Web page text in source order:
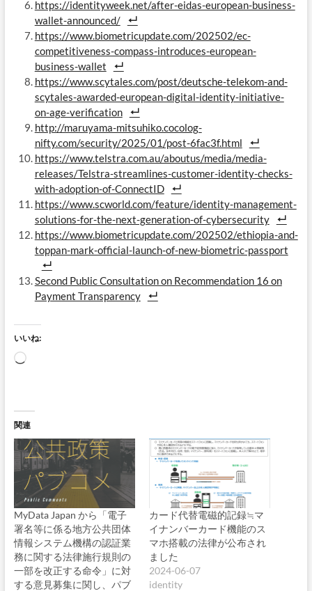
https://identityweek.net/after-eidas-european-business-
wallet-announced/
https://www.biometricupdate.com/202502/ec-
competitiveness-compass-introduces-european-
business-wallet
https://www.scytales.com/post/deutsche-telekom-and-
scytales-awarded-european-digital-identity-initiative-
on-age-verification
http://maruyama-mitsuhiko.cocolog-
nifty.com/security/2025/01/post-6fac3f.html
https://www.telstra.com.au/aboutus/media/media-
releases/Telstra-streamlines-customer-identity-checks-
with-adoption-of-ConnectID
https://www.scworld.com/feature/identity-management-
solutions-for-the-next-generation-of-cybersecurity
https://www.biometricupdate.com/202502/ethiopia-and-
toppan-mark-official-launch-of-new-biometric-passport
Second Public Consultation on Recommendation 16 on
Payment Transparency
いいね:
読
中…
関連
MyData Japan から「電子
署名等に係る地方公共団体
情報システム機構の認証業
務に関する法律施行規則の
一部を改正する命令」に対
する意見募集に関し、パブ
カード代替電磁的記録≒マ
イナンバーカード機能のス
マホ搭載の法律が公布され
ました
2024-06-07
identity